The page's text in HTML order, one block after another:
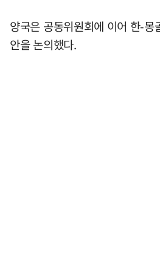
양국은 공동위원회에 이어 한-
안을 논의했다.